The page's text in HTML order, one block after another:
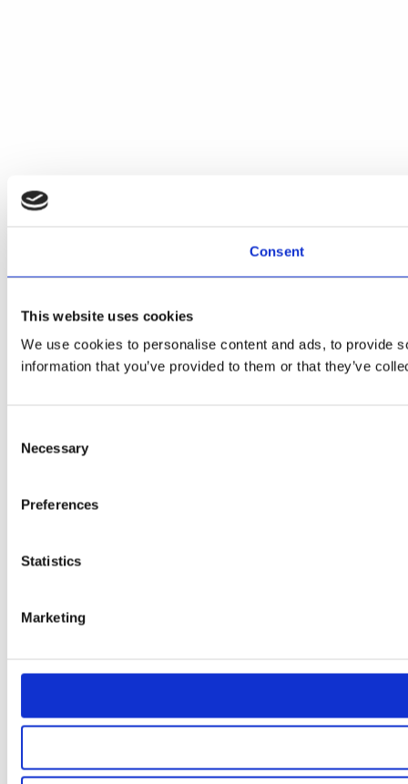
Consent
This website uses cookies
We use cookies to personalise content and ads, to provide
information that you’ve provided to them or that they’ve
Selection
Necessary
Preferences
Statistics
Marketing